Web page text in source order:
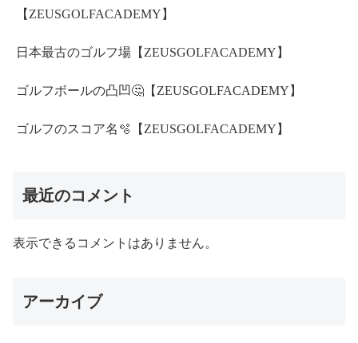
【ZEUSGOLFACADEMY】
日本最古のゴルフ場【ZEUSGOLFACADEMY】
ゴルフボールの凸凹🤔【ZEUSGOLFACADEMY】
ゴルフのスコア名🫧【ZEUSGOLFACADEMY】
最近のコメント
表示できるコメントはありません。
アーカイブ